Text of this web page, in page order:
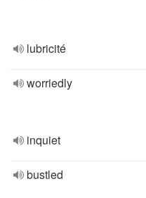
lubricité
worriedly
inquiet
bustled